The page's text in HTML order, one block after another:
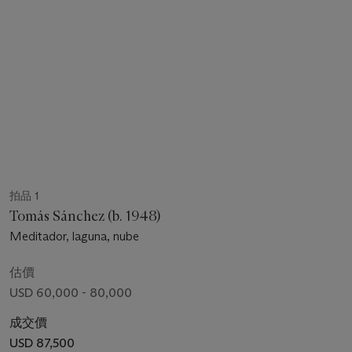
拍品 1
Tomás Sánchez (b. 1948)
Meditador, laguna, nube
估價
USD 60,000 - 80,000
成交價
USD 87,500